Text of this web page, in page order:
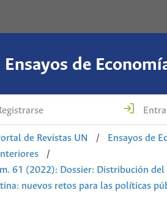
Ensayos de
de Revistas UN /
Ensayos de
/
61 (2022): Dossier: Distribución del
nuevos retos para las políticas